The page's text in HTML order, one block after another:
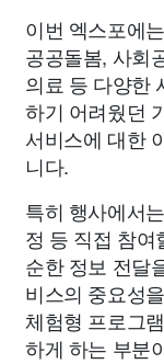
이번 엑스포에
공공돌봄, 사회
의료 등 다양한
하기 어려웠던
서비스에 대한
니다.
특히 행사에서
정 등 직접 참
순한 정보 전달
비스의 중요성
체험형 프로그
하게 하는 부분